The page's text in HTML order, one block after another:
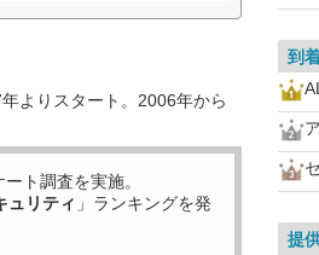
よりスタート。2006年から
ト調査を実施。
ュリティ 」ランキングを発
到
提